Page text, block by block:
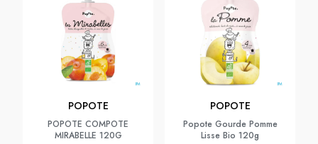
POPOTE
POPOTE COMPOTE
MIRABELLE 120G
POPOTE
Popote Gourde Pomme
Lisse Bio 120g